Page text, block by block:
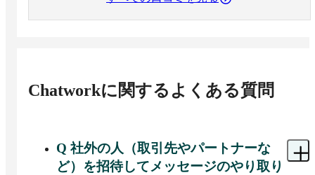
Chatworkに関するよくある質問
Q 社外の人（取引先やパートナーな
ど）を招待してメッセージのやり取り